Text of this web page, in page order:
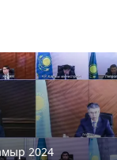
2024